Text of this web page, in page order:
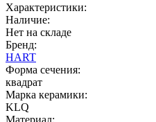
Характеристики:
Наличие:
Нет на складе
Бренд:
HART
Форма сечения:
квадрат
Марка керамики:
KLQ
Материал: